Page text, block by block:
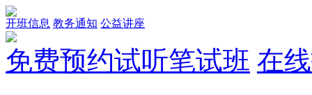
开班信息 教务通知 公益讲座
免费预约试听笔试班 在